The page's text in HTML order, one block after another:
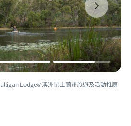
Lodge©澳洲昆士蘭州旅遊及活動推廣